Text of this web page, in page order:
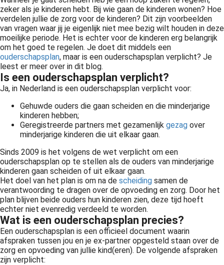
zeker als je kinderen hebt. Bij wie gaan de kinderen wonen? Hoe
verdelen jullie de zorg voor de kinderen? Dit zijn voorbeelden
van vragen waar jij je eigenlijk niet mee bezig wilt houden in deze
moeilijke periode. Het is echter voor de kinderen erg belangrijk
om het goed te regelen. Je doet dit middels een
ouderschapsplan, maar is een ouderschapsplan verplicht? Je
leest er meer over in dit blog.
Is een ouderschapsplan verplicht?
Ja, in Nederland is een ouderschapsplan verplicht voor:
Gehuwde ouders die gaan scheiden en die minderjarige
kinderen hebben;
Geregistreerde partners met gezamenlijk gezag over
minderjarige kinderen die uit elkaar gaan.
Sinds 2009 is het volgens de wet verplicht om een
ouderschapsplan op te stellen als de ouders van minderjarige
kinderen gaan scheiden of uit elkaar gaan.
Het doel van het plan is om na de scheiding samen de
verantwoording te dragen over de opvoeding en zorg. Door het
plan blijven beide ouders hun kinderen zien, deze tijd hoeft
echter niet evenredig verdeeld te worden.
Wat is een ouderschapsplan precies?
Een ouderschapsplan is een officieel document waarin
afspraken tussen jou en je ex-partner opgesteld staan over de
zorg en opvoeding van jullie kind(eren). De volgende afspraken
zijn verplicht: